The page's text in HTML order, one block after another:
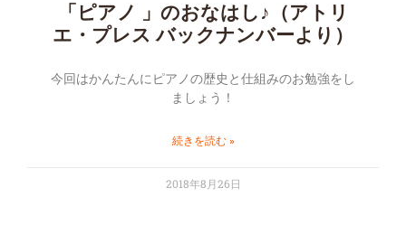
「ピアノ 」のおなはし♪（アトリ
エ・プレス バックナンバーより）
今回はかんたんにピアノの歴史と仕組みのお勉強をし
ましょう！
続きを読む »
2018年8月26日